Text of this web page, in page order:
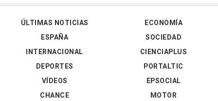
ÚLTIMAS NOTICIAS
ESPAÑA
INTERNACIONAL
DEPORTES
VÍDEOS
ECONOMÍA
SOCIEDAD
CIENCIAPLUS
PORTALTIC
EPSOCIAL
CHANCE
MOTOR